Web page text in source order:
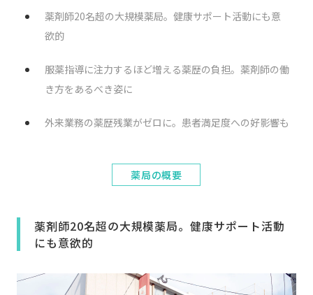
薬剤師20名超の大規模薬局。健康サポート活動にも意
欲的
服薬指導に注力するほど増える薬歴の負担。薬剤師の働
き方をあるべき姿に
外来業務の薬歴残業がゼロに。患者満足度への好影響も
薬局の概要
薬剤師20名超の大規模薬局。健康サポート活動
にも意欲的